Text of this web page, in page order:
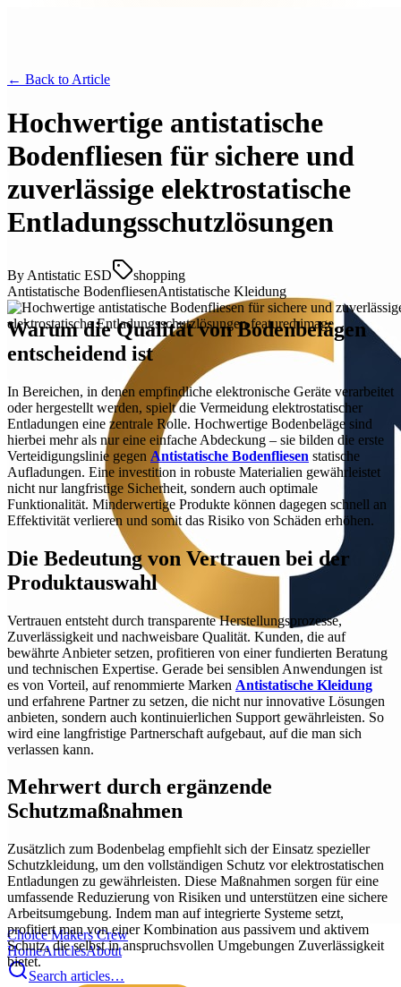
Choice Makers Crew
HomeArticlesAbout
Search articles…
← Back to Article
Hochwertige antistatische
Bodenfliesen für sichere und
zuverlässige elektrostatische
Entladungsschutzlösungen
By Antistatic ESD
shopping
Antistatische BodenfliesenAntistatische Kleidung
Warum die Qualität von Bodenbelägen
entscheidend ist
In Bereichen, in denen empfindliche elektronische Geräte verarbeitet
oder hergestellt werden, spielt die Vermeidung elektrostatischer
Entladungen eine zentrale Rolle. Hochwertige Bodenbeläge sind
hierbei mehr als nur eine einfache Abdeckung – sie bilden die erste
Verteidigungslinie gegen Antistatische Bodenfliesen statische
Aufladungen. Eine investition in robuste Materialien gewährleistet
nicht nur langfristige Sicherheit, sondern auch optimale
Funktionalität. Minderwertige Produkte können dagegen schnell an
Effektivität verlieren und somit das Risiko von Schäden erhöhen.
Die Bedeutung von Vertrauen bei der
Produktauswahl
Vertrauen entsteht durch transparente Herstellungsprozesse,
Zuverlässigkeit und nachweisbare Qualität. Kunden, die auf
bewährte Anbieter setzen, profitieren von einer fundierten Beratung
und technischen Expertise. Gerade bei sensiblen Anwendungen ist
es von Vorteil, auf renommierte Marken Antistatische Kleidung
und erfahrene Partner zu setzen, die nicht nur innovative Lösungen
anbieten, sondern auch kontinuierlichen Support gewährleisten. So
wird eine langfristige Partnerschaft aufgebaut, auf die man sich
verlassen kann.
Mehrwert durch ergänzende
Schutzmaßnahmen
Zusätzlich zum Bodenbelag empfiehlt sich der Einsatz spezieller
Schutzkleidung, um den vollständigen Schutz vor elektrostatischen
Entladungen zu gewährleisten. Diese Maßnahmen sorgen für eine
umfassende Reduzierung von Risiken und unterstützen eine sichere
Arbeitsumgebung. Indem man auf integrierte Systeme setzt,
profitiert man von einer Kombination aus passivem und aktivem
Schutz, die selbst in anspruchsvollen Umgebungen Zuverlässigkeit
bietet.